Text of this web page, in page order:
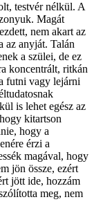
testvér nélkül. A
Magát
nem akart az
az anyját. Talán
a szülei, de ez
koncentrált, ritkán
futni vagy lejárni
is lehet egész az
kitartson
hogy a
érzi a
magával, hogy
jön össze, ezért
jött ide, hozzám
meg, nem